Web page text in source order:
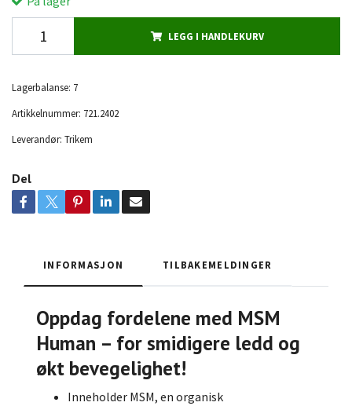
LEGG I HANDLEKURV
Lagerbalanse: 7
Artikkelnummer: 721.2402
Leverandør: Trikem
Del
INFORMASJON TILBAKEMELDINGER
Oppdag fordelene med MSM
Human – for smidigere ledd og
økt bevegelighet!
Inneholder MSM, en organisk